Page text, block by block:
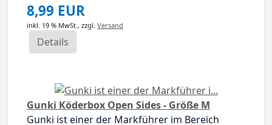
8,99 EUR
inkl. 19 % MwSt., zzgl. Versand
Details
Gunki Köderbox Open Sides - Größe M
Gunki ist einer der Markführer im Bereich